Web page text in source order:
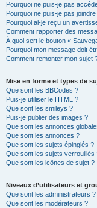
Pourquoi ne puis-je pas
Pourquoi ne puis-je pas
Pourquoi ai-je reçu un
Comment rapporter des
À quoi sert le bouton «
Pourquoi mon message doit
Comment remonter mon sujet
Mise en forme et types de
Que sont les BBCodes ?
Puis-je utiliser le HTML ?
Que sont les smileys ?
Puis-je publier des images ?
Que sont les annonces
Que sont les annonces ?
Que sont les sujets épinglés ?
Que sont les sujets verrouillés
Que sont les icônes de sujet ?
Niveaux d’utilisateurs et
Que sont les administrateurs ?
Que sont les modérateurs ?